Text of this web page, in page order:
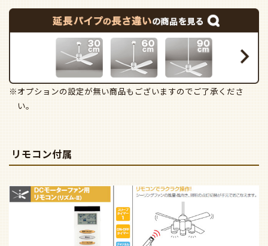
※オプションの設定が無い商品もございますのでご了承くださ
い。
リモコン付属